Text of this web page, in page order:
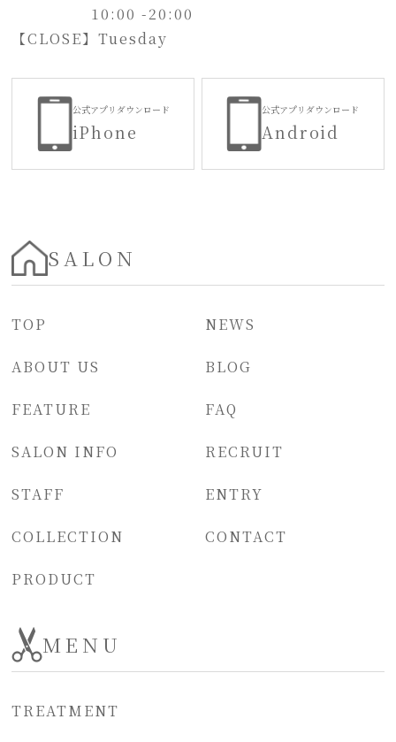
10:00 -20:00
【CLOSE】Tuesday
公式アプリダウンロード
iPhone
公式アプリダウンロード
Android
SALON
TOP
ABOUT US
FEATURE
SALON INFO
STAFF
COLLECTION
PRODUCT
NEWS
BLOG
FAQ
RECRUIT
ENTRY
CONTACT
MENU
TREATMENT